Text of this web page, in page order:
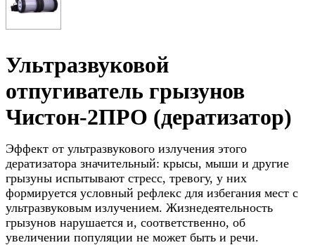
Ультразвуковой
отпугиватель грызунов
Чистон-2ПРО (дератизатор)
Эффект от ультразвукового излучения этого
дератизатора значительный: крысы, мыши и другие
грызуны испытывают стресс, тревогу, у них
формируется условный рефлекс для избегания мест с
ультразвуковым излучением. Жизнедеятельность
грызунов нарушается и, соответственно, об
увеличении популяции не может быть и речи.